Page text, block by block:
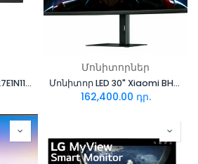
Մոնիտոր PHILIPS 27'' 27E1N1100A/01
Մոնիտորներ
Մոնիտոր LED 30" Xiaomi BHR5116GL Curved (VA, 2560x1080, 200Hz, 1000000:1, 4ms, HDMI/DP, Black)
162,400.00 դր.